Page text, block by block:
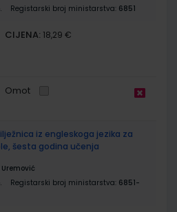
Registarski broj ministarstva: 6851
CIJENA: 18,29 €
Omot
iz engleskoga jezika za
šesta godina učenja
Registarski broj ministarstva: 6851-